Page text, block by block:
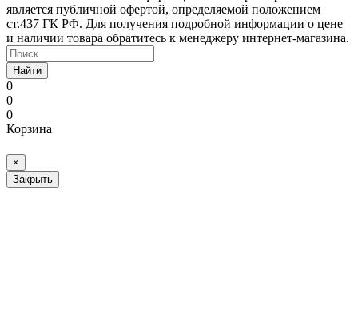
является публичной офертой, определяемой положением
ст.437 ГК РФ. Для получения подробной информации о цене
и наличии товара обратитесь к менеджеру интернет-магазина.
Найти
0
0
0
Корзина
×
Закрыть